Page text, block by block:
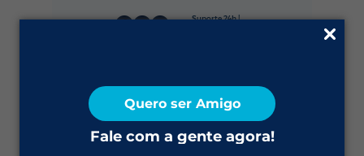
Quero ser Amigo
Fale com a gente agora!
Suporte 24h |
2ª via do Boleto